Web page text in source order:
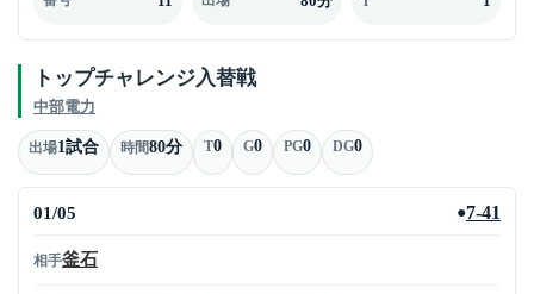
トップチャレンジ入替戦
中部電力
出場1試合 時間80分 T0 G0 PG0 DG0
01/05 ●7-41
相手釜石